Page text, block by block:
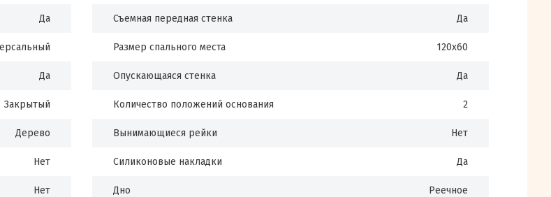
Да
Да
Закрытый
Дерево
Нет
Нет
Съемная передная стенка Да
Размер спального места 120х60
Опускающаяся стенка Да
Количество положений основания 2
Вынимающиеся рейки Нет
Силиконовые накладки Да
Дно Реечное